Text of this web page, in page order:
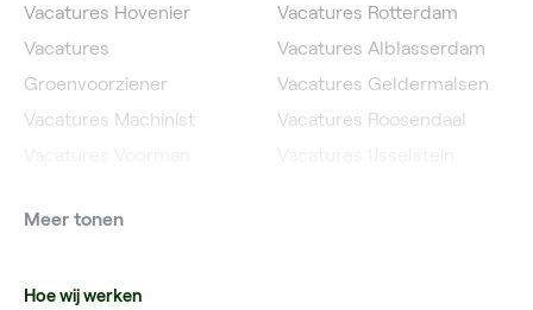
Vacatures Hovenier
Vacatures
Groenvoorziener
Vacatures Machinist
Vacatures Planner
Vacatures Rotterdam
Vacatures Alblasserdam
Vacatures Geldermalsen
Vacatures Roosendaal
Meer tonen
Hoe wij werken